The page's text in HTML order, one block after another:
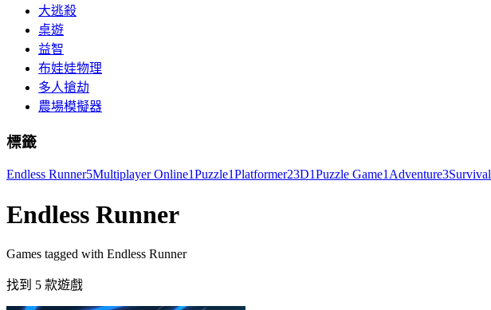
大逃殺
桌遊
益智
布娃娃物理
多人搶劫
農場模擬器
標籤
Endless Runner5Multiplayer Online1Puzzle1Platformer23D1Puzzle Game1 Adventure3Survival
Endless Runner
Games tagged with Endless Runner
找到 5 款遊戲